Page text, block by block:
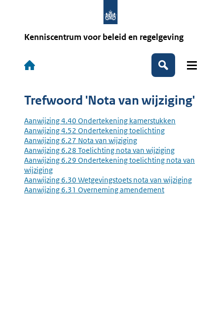
Kenniscentrum voor beleid en regelgeving
Hoofdnavigatie
Zoeken
Trefwoord 'Nota van wijziging'
Aanwijzing 4.40 Ondertekening kamerstukken
Aanwijzing 4.52 Ondertekening toelichting
Aanwijzing 6.27 Nota van wijziging
Aanwijzing 6.28 Toelichting nota van wijziging
Aanwijzing 6.29 Ondertekening toelichting nota van
wijziging
Aanwijzing 6.30 Wetgevingstoets nota van wijziging
Aanwijzing 6.31 Overneming amendement